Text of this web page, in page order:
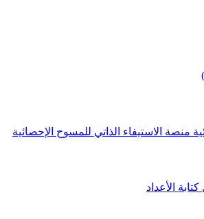
منصة الاستيفاء الذاتي للمسوح الإحصائية
الأعداد